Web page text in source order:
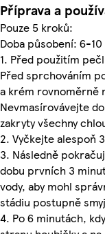
Příprava a
Pouze 5 kroků:
Doba působení: 6-
1. Před použitím
Před sprchováním
a krém rovnoměrně
Nevmasírovávejte
zakryty všechny
2. Vyčkejte alespoň
3. Následně
dobu prvních 3
vody, aby mohl
stádiu postupně
4. Po 6 minutách,